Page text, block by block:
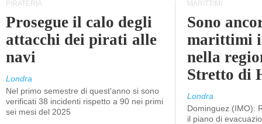
PIRATERIA
Prosegue il calo degli
attacchi dei pirati alle
navi
Londra
Nel primo semestre di quest'anno si sono
verificati 38 incidenti rispetto a 90 nei primi
sei mesi del 2025
MARITTIMI
Sono
marittimi
nella
Stretto di
Londra
Dominguez (IMO):
il piano di